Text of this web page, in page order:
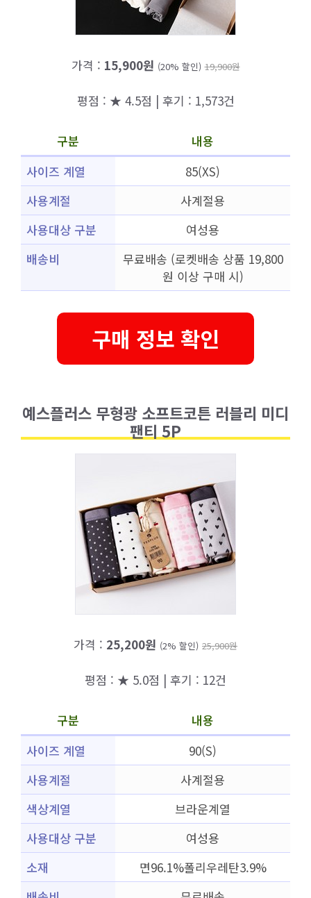
가격 : 15,900원 (20% 할인) 19,900원
평점 : ★ 4.5점 | 후기 : 1,573건
구분
내용
사이즈 계열
85(XS)
사용계절
사계절용
사용대상 구분
여성용
배송비
무료배송 (로켓배송 상품 19,800
원 이상 구매 시)
구매 정보 확인
예스플러스 무형광 소프트코튼 러블리 미디
팬티 5P
가격 : 25,200원 (2% 할인) 25,900원
평점 : ★ 5.0점 | 후기 : 12건
구분
내용
사이즈 계열
90(S)
사용계절
사계절용
색상계열
브라운계열
사용대상 구분
여성용
소재
면96.1%폴리우레탄3.9%